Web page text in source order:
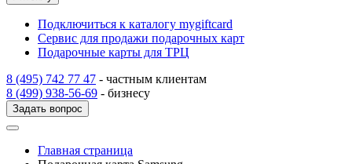
Подключиться к каталогу mygiftcard
Сервис для продажи подарочных карт
Подарочные карты для ТРЦ
8 (495) 742 77 47 - частным клиентам
8 (499) 938-56-69 - бизнесу
Задать вопрос
Главная страница